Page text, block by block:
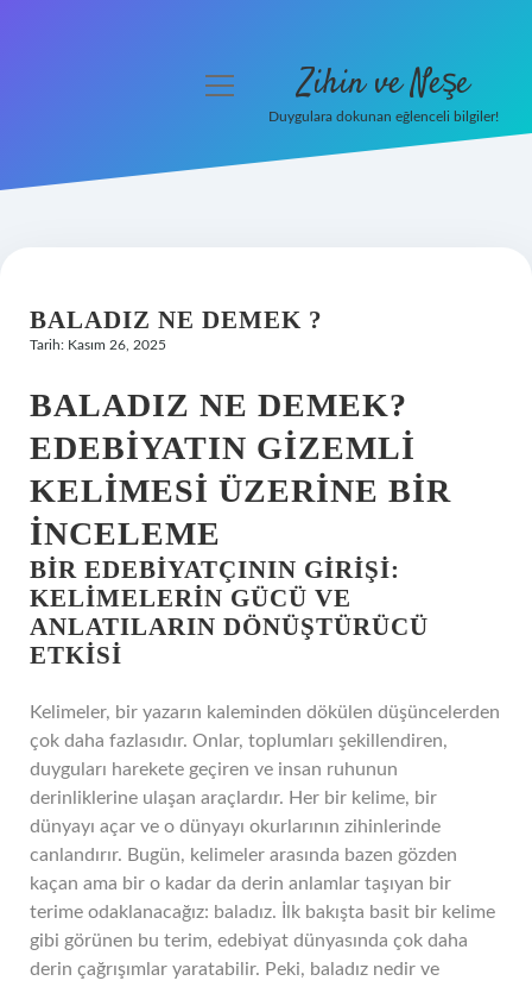
Hakkımızda
menüyü
Zihin ve Neşe
Duygulara dokunan eğlenceli bilgiler!
BALADIZ NE DEMEK ?
Tarih: Kasım 26, 2025
BALADIZ NE DEMEK?
EDEBIYATIN GIZEMLI
KELIMESI ÜZERINE BIR
İNCELEME
BIR EDEBIYATÇININ GIRIŞI:
KELIMELERIN GÜCÜ VE
ANLATILARIN DÖNÜŞTÜRÜCÜ
ETKISI
Kelimeler, bir yazarın kaleminden dökülen düşüncelerden
çok daha fazlasıdır. Onlar, toplumları şekillendiren,
duyguları harekete geçiren ve insan ruhunun
derinliklerine ulaşan araçlardır. Her bir kelime, bir
dünyayı açar ve o dünyayı okurlarının zihinlerinde
canlandırır. Bugün, kelimeler arasında bazen gözden
kaçan ama bir o kadar da derin anlamlar taşıyan bir
terime odaklanacağız: baladız. İlk bakışta basit bir kelime
gibi görünen bu terim, edebiyat dünyasında çok daha
derin çağrışımlar yaratabilir. Peki, baladız nedir ve